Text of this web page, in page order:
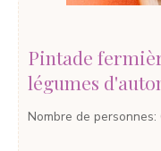
Pintade
légumes
Nombre de personnes: